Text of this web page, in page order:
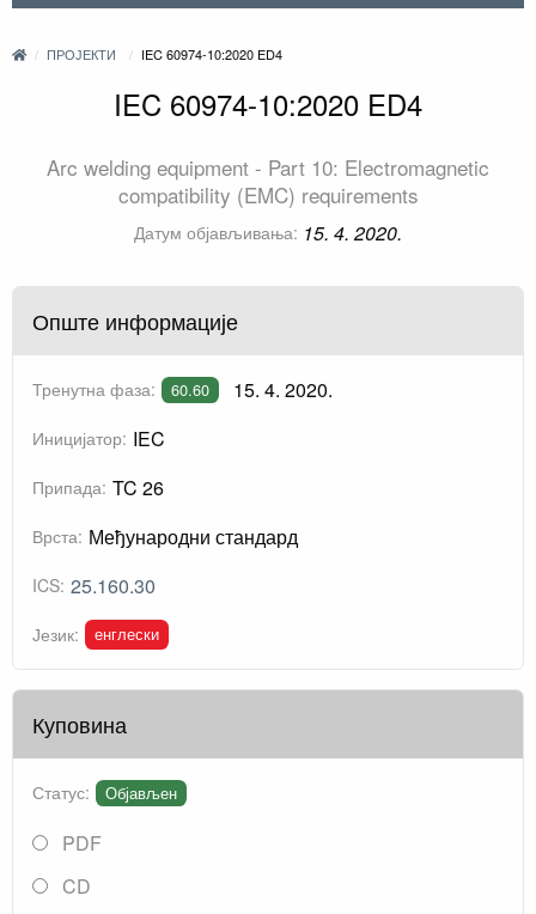
ПРОЈЕКТИ IEC 60974-10:2020 ED4
IEC 60974-10:2020 ED4
Arc welding equipment - Part 10: Electromagnetic
compatibility (EMC) requirements
Датум објављивања: 15. 4. 2020.
Опште информације
Тренутна фаза: 60.60 15. 4. 2020.
Иницијатор: IEC
Припада: TC 26
Врста: Међународни стандард
ICS: 25.160.30
Језик: енглески
Куповина
Статус: Објављен
PDF
CD